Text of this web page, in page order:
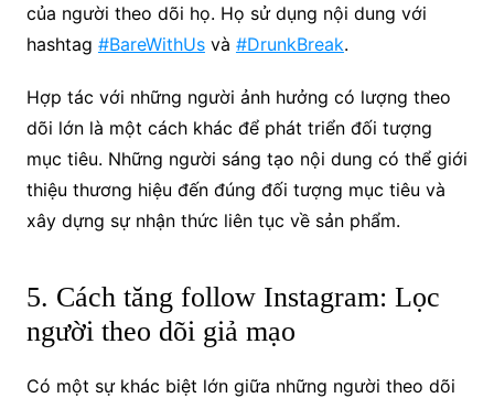
của người theo dõi họ. Họ sử dụng nội dung với
hashtag #BareWithUsvà #DrunkBreak.
Hợp tác với những người ảnh hưởng có lượng theo
dõi lớn là một cách khác để phát triển đối tượng
mục tiêu. Những người sáng tạo nội dung có thể giới
thiệu thương hiệu đến đúng đối tượng mục tiêu và
xây dựng sự nhận thức liên tục về sản phẩm.
5. Cách tăng follow Instagram: Lọc
người theo dõi giả mạo
Có một sự khác biệt lớn giữa những người theo dõi